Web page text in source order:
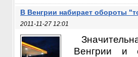
В Венгрии набирает обороты
2011-11-27 12:01
Венгрии и